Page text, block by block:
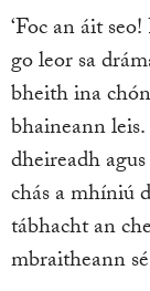
‘Foc an áit
go leor sa
bheith ina
bhaineann
dheireadh
chás a mhíniú
tábhacht an
mbraitheann